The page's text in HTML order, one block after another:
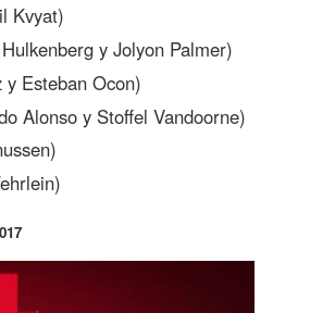
Kvyat)
y Jolyon Palmer)
Esteban Ocon)
Alonso y Stoffel Vandoorne)